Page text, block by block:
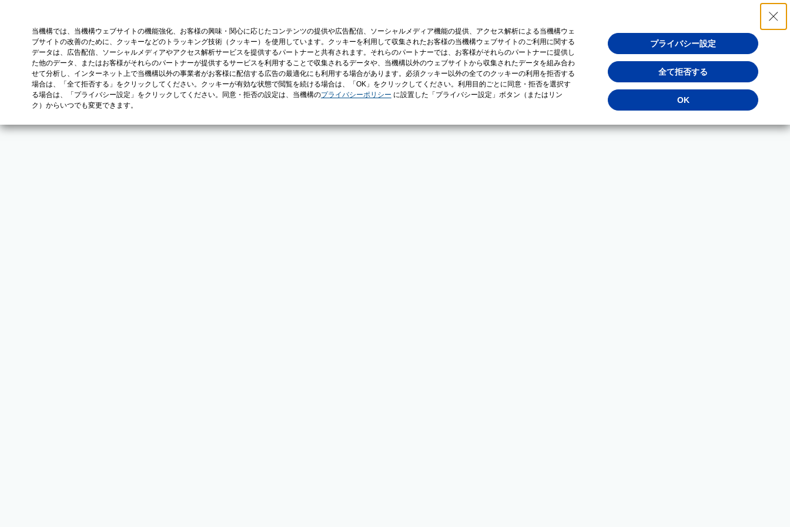
当機構では、当機構ウェブサイトの機能強化、お客様の興味・関心に応じたコンテンツの提供や広告配信、ソーシャルメディア機能の提供、アクセス解析による当機構ウェ
ブサイトの改善のために、クッキーなどのトラッキング技術（クッキー）を使用しています。クッキーを利用して収集されたお客様の当機構ウェブサイトのご利用に関する
データは、広告配信、ソーシャルメディアやアクセス解析サービスを提供するパートナーと共有されます。それらのパートナーでは、お客様がそれらのパートナーに提供し
た他のデータ、またはお客様がそれらのパートナーが提供するサービスを利用することで収集されるデータや、当機構以外のウェブサイトから収集されたデータを組み合わ
せて分析し、インターネット上で当機構以外の事業者がお客様に配信する広告の最適化にも利用する場合があります。必須クッキー以外の全てのクッキーの利用を拒否する
場合は、「全て拒否する」をクリックしてください。クッキーが有効な状態で閲覧を続ける場合は、「OK」をクリックしてください。利用目的ごとに同意・拒否を選択す
る場合は、「プライバシー設定」をクリックしてください。同意・拒否の設定は、当機構のプライバシーポリシー に設置した「プライバシー設定」ボタン（またはリン
ク）からいつでも変更できます。
プライバシー設定
全て拒否する
OK